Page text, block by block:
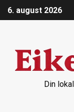
6. august 2026
Din